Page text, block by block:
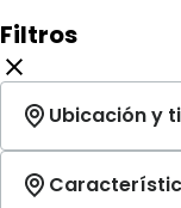
Filtros